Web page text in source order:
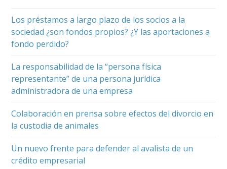
Los préstamos a largo plazo de los socios a la
sociedad ¿son fondos propios? ¿Y las aportaciones a
fondo perdido?
La responsabilidad de la “persona física
representante” de una persona jurídica
administradora de una empresa
Colaboración en prensa sobre efectos del divorcio en
la custodia de animales
Un nuevo frente para defender al avalista de un
crédito empresarial